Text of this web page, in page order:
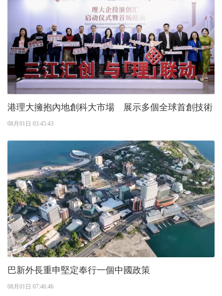
港理大擁抱內地創科大市場 展示多個全球首創技術
08月01日 03:45:43
巴新外長重申堅定奉行一個中國政策
08月01日 07:46:46